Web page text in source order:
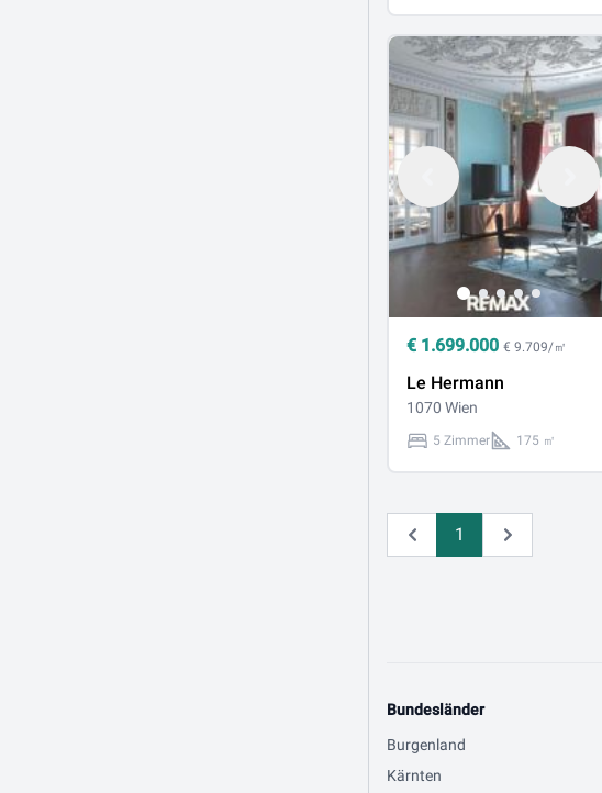
€ 1.699.000 € 9.709/㎡
Le Hermann
1070 Wien
5 Zimmer 175 ㎡
Zurück
1 Weiter
Bundesländer
Burgenland
Kärnten